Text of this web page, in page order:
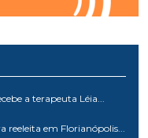
a terapeuta Léia...
reeleita em Florianópolis...